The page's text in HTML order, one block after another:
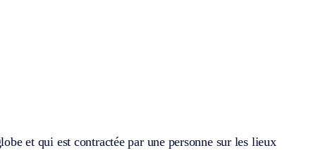
et qui est contractée par une personne sur les lieux